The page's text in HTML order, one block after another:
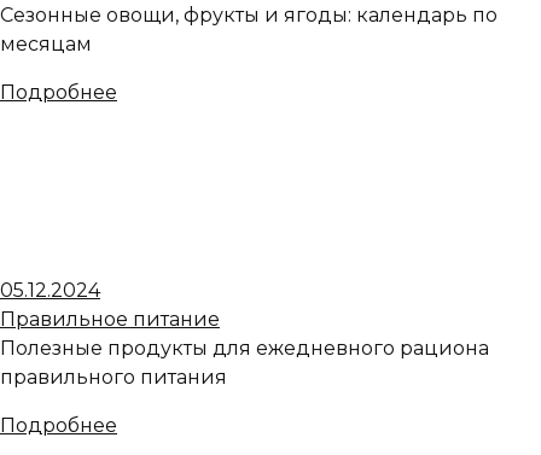
Сезонные овощи, фрукты и ягоды: календарь по
месяцам
Подробнее
05.12.2024
Правильное питание
Полезные продукты для ежедневного рациона
правильного питания
Подробнее